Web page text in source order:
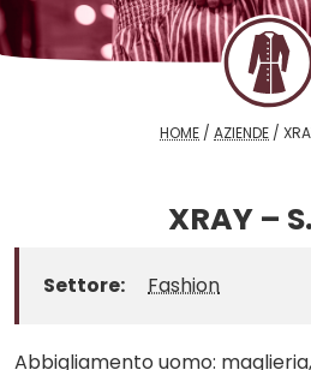
HOME / AZIENDE /
XRAY –
Settore: Fashion
Abbigliamento uomo: